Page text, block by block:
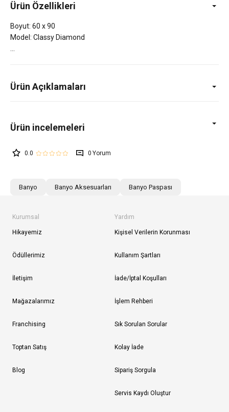
Ürün Özellikleri
Boyut: 60 x 90
Model: Classy Diamond
Ürün Açıklamaları
0.0 0
Banyo Banyo Aksesuarları Banyo Paspası
Kurumsal
Hikayemiz
Ödüllerimiz
İletişim
Mağazalarımız
Franchising
Toptan Satış
Blog
Yardım
Kişisel Verilerin Korunması
Kullanım Şartları
İade/İptal Koşulları
İşlem Rehberi
Sık Sorulan Sorular
Kolay İade
Sipariş Sorgula
Servis Kaydı Oluştur